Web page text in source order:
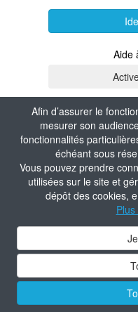
Afin d’assurer le
mesurer son
fonctionnalités
échéant sous
Vous pouvez prendre
utilisées sur le site et
dépôt des cookies,
Aide